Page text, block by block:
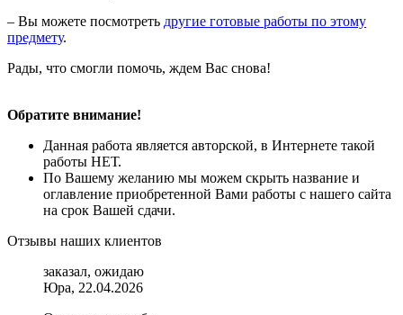
– Вы можете посмотреть другие готовые работы по этому
предмету.
Рады, что смогли помочь, ждем Вас снова!
Обратите внимание!
Данная работа является авторской, в Интернете такой
работы НЕТ.
По Вашему желанию мы можем скрыть название и
оглавление приобретенной Вами работы с нашего сайта
на срок Вашей сдачи.
Отзывы наших клиентов
заказал, ожидаю
Юра, 22.04.2026